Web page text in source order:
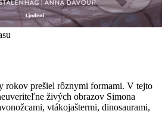
rokov prešiel rôznymi formami. V tejto
živých obrazov Simona
vtákojaštermi, dinosaurami,